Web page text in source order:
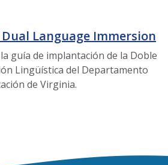
Dual Language Immersion
guía de implantación de la Doble
Lingüística del Departamento
de Virginia.